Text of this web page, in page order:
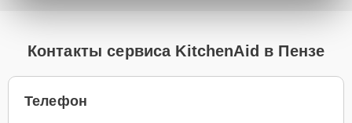
Контакты сервиса KitchenAid в Пензе
Телефон